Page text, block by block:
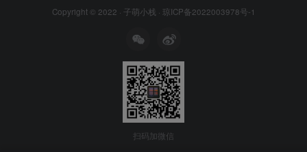
Copyright © 2022 · 子萌小栈 · 琼ICP备2022003978号-1
扫码加微信